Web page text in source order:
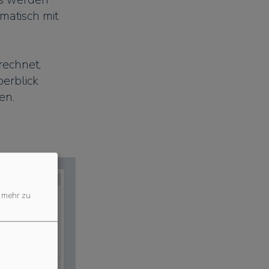
mit
zu